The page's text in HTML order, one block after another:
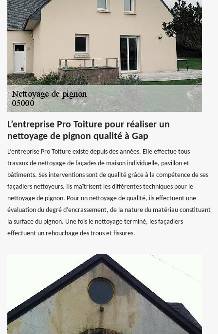
L’entreprise Pro Toiture pour réaliser un
nettoyage de pignon qualité à Gap
L’entreprise Pro Toiture existe depuis des années. Elle effectue tous
travaux de nettoyage de façades de maison individuelle, pavillon et
bâtiments. Ses interventions sont de qualité grâce à la compétence de ses
façadiers nettoyeurs. Ils maîtrisent les différentes techniques pour le
nettoyage de pignon. Pour un nettoyage de qualité, ils effectuent une
évaluation du degré d’encrassement, de la nature du matériau constituant
la surface du pignon. Une fois le nettoyage terminé, les façadiers
effectuent un rebouchage des trous et fissures.